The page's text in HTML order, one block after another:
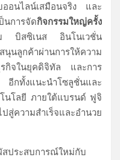
อนไลน์เสมือนจริง และ
นการจัดกิจกรรมใหญ่ครั้ง
สซิเนส อินโนเวชั่น
นุนลูกค้าผ่านการให้ความ
รกิจในยุคดิจิทัล และการ
กทั้งแนะนำโซลูชั่นและ
นโลยี ภายใต้แบรนด์ ฟูจิ
สู่ความสำเร็จและอำนวย
สประสบการณ์ใหม่กับ